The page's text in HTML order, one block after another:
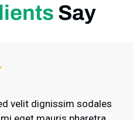
Say
velit dignissim sodales